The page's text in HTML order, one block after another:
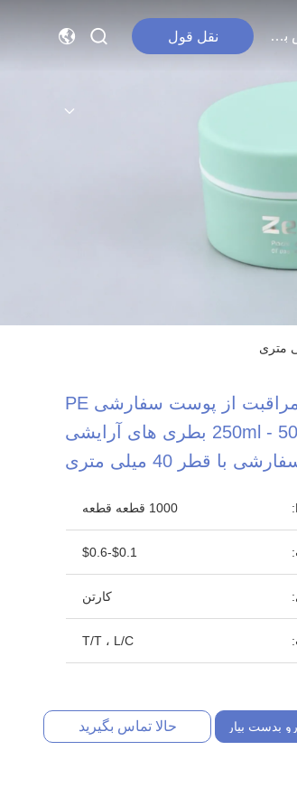
با ما تماس بگیرید نقل قول
بطری های مراقبت از پوست سفارشی PE
250ml - 500ml بطری های آرایشی
با قطر 40 میلی متری
1000 قطعه قطعه
$0.1-$0.6
کارتن
T/T ، L/C
بدست بیار حالا تماس بگیرید